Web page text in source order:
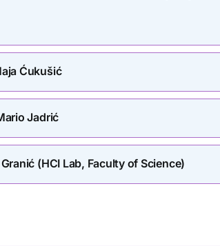
Ćukušić
Jadrić
(HCI Lab, Faculty of Science)